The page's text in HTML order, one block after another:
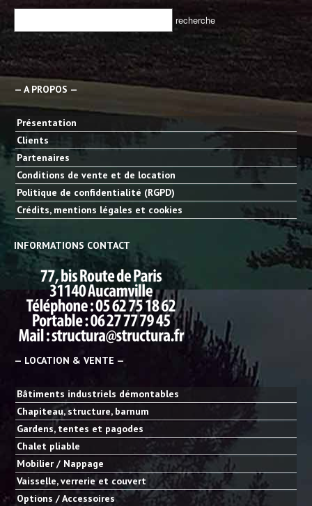
— A PROPOS —
Présentation
Clients
Partenaires
Conditions de vente et de location
Politique de confidentialité (RGPD)
Crédits, mentions légales et cookies
INFORMATIONS CONTACT
— LOCATION & VENTE —
Bâtiments industriels démontables
Chapiteau, structure, barnum
Gardens, tentes et pagodes
Chalet pliable
Mobilier / Nappage
Vaisselle, verrerie et couvert
Options / Accessoires